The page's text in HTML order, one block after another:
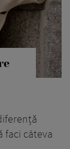
faci câteva